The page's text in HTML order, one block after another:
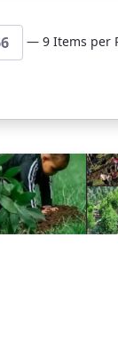
— 9 Items per